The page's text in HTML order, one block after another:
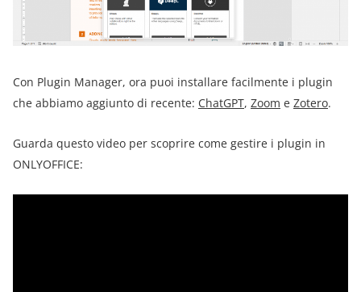
Con Plugin Manager, ora puoi installare facilmente i plugin
che abbiamo aggiunto di recente: ChatGPT, Zoom e Zotero.
Guarda questo video per scoprire come gestire i plugin in
ONLYOFFICE: